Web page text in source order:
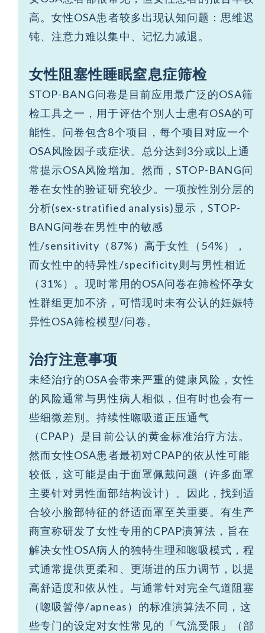
高。女性OSA患者较多出现认知问题：思维迟
钝、注意力难以集中、记忆力减退。
女性阻塞性睡眠窒息症筛检
STOP-BANG问卷是目前应用最广泛的OSA筛
检工具之一，用于评估个別人士患有OSA的可
能性。问卷包含8个项目，每个项目对应一个
OSA风险因子或症状。总分达到3分或以上通
常提示OSA风险增加。然而，STOP-BANG问
卷在女性的验证研究较少。一项按性別分层的
分析(sex-stratified analysis)显示，STOP-
BANG问卷在男性中的敏感
性/sensitivity（87%）高于女性（54%），
而女性中的特异性/specificity则与男性相近
（31%）。现时常用的OSA问卷在筛检怀孕女
性群组更加不济，可惜现时未有公认的妊娠特
异性OSA筛检模型/问卷。
治疗注意事项
未经治疗的OSA会带来严重的健康风险，女性
的风险通常与男性病人相似，但有时也会有一
些细微差別。持续性唿吸道正压通气
（CPAP）是目前公认的黄金标准治疗方法。
然而女性OSA患者最初对CPAP的依从性可能
较低，这可能是由于面罩佩戴问题（许多面罩
主要针对男性面部结构设计）。因此，找到适
合较小脸部特征的舒适面罩至关重要。有生产
商宣称研发了女性专用的CPAP演算法，旨在
解决女性OSA病人的独特生理和唿吸模式，程
式通常提供更柔和、更渐进的压力调节，以提
高舒适度和依从性。与通常针对完全气道阻塞
（唿吸暂停/apneas）的标准演算法不同，这
些专门的设定对女性常见的「气流受限」（部